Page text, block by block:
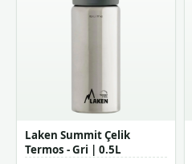
Laken Summit Çelik
Termos - Gri | 0.5L